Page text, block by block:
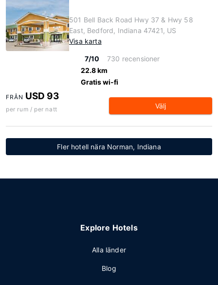
501 Bell Back Road Hwy 37 & Hwy 58
East, Bedford, Indiana 47421, US
Visa karta
7/10
730 recensioner
22.8 km
Gratis wi-fi
FRÅN USD 93
per rum / per natt Välj
Fler hotell nära Norman, Indiana
Explore Hotels
Alla länder
Blog